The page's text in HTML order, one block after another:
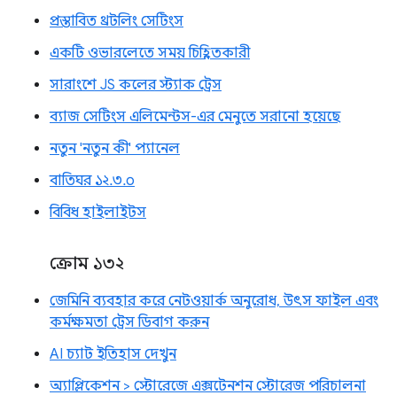
প্রস্তাবিত থ্রটলিং সেটিংস
একটি ওভারলেতে সময় চিহ্নিতকারী
সারাংশে JS কলের স্ট্যাক ট্রেস
ব্যাজ সেটিংস এলিমেন্টস-এর মেনুতে সরানো হয়েছে
নতুন 'নতুন কী' প্যানেল
বাতিঘর ১২.৩.০
বিবিধ হাইলাইটস
ক্রোম ১৩২
জেমিনি ব্যবহার করে নেটওয়ার্ক অনুরোধ, উৎস ফাইল এবং
কর্মক্ষমতা ট্রেস ডিবাগ করুন
AI চ্যাট ইতিহাস দেখুন
অ্যাপ্লিকেশন > স্টোরেজে এক্সটেনশন স্টোরেজ পরিচালনা